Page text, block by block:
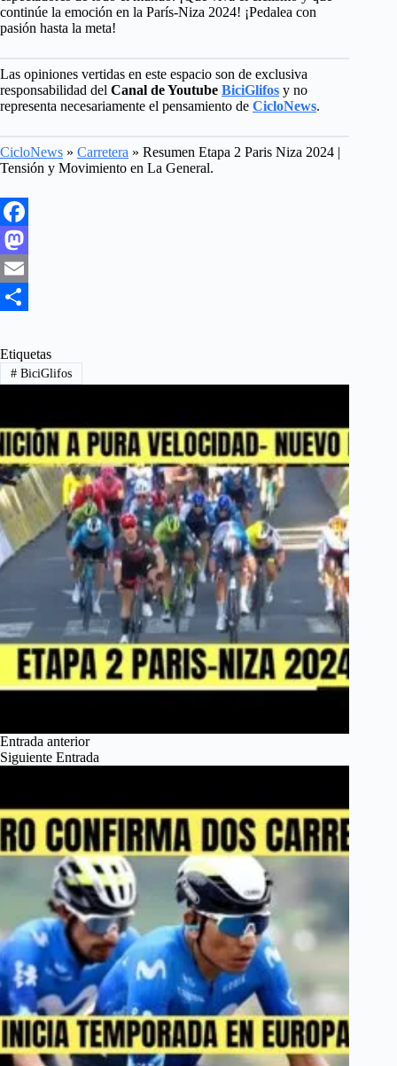
continúe la emoción en la París-Niza 2024! ¡Pedalea con
pasión hasta la meta!
Las opiniones vertidas en este espacio son de exclusiva
responsabilidad del Canal de Youtube BiciGlifos y no
representa necesariamente el pensamiento de CicloNews.
CicloNews » Carretera » Resumen Etapa 2 Paris Niza 2024 |
Tensión y Movimiento en La General.
F
a
c
b
o
k
M
a
t
o
o
n
E
a
i
h
a
e
Etiquetas
#BiciGlifos
Entrada anterior
Siguiente Entrada